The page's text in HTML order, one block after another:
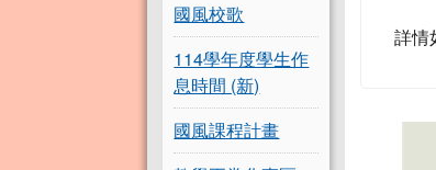
國風校歌
114學年度學生作
息時間 (新)
國風課程計畫
詳情